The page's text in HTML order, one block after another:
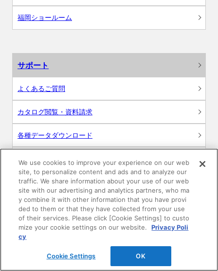
福岡ショールーム
サポート
よくあるご質問
カタログ閲覧・資料請求
各種データダウンロード
WEB見積・各種シミュレーション
交換用部品の購入
修理・点検
お問い合わせ
We use cookies to improve your experience on our web
site, to personalize content and ads and to analyze our
traffic. We share information about your use of our web
site with our advertising and analytics partners, who ma
y combine it with other information that you have provi
ded to them or that they have collected from your use
of their services. Please click [Cookie Settings] to custo
mize your cookie settings on our website.
Privacy Poli
cy
Cookie Settings OK